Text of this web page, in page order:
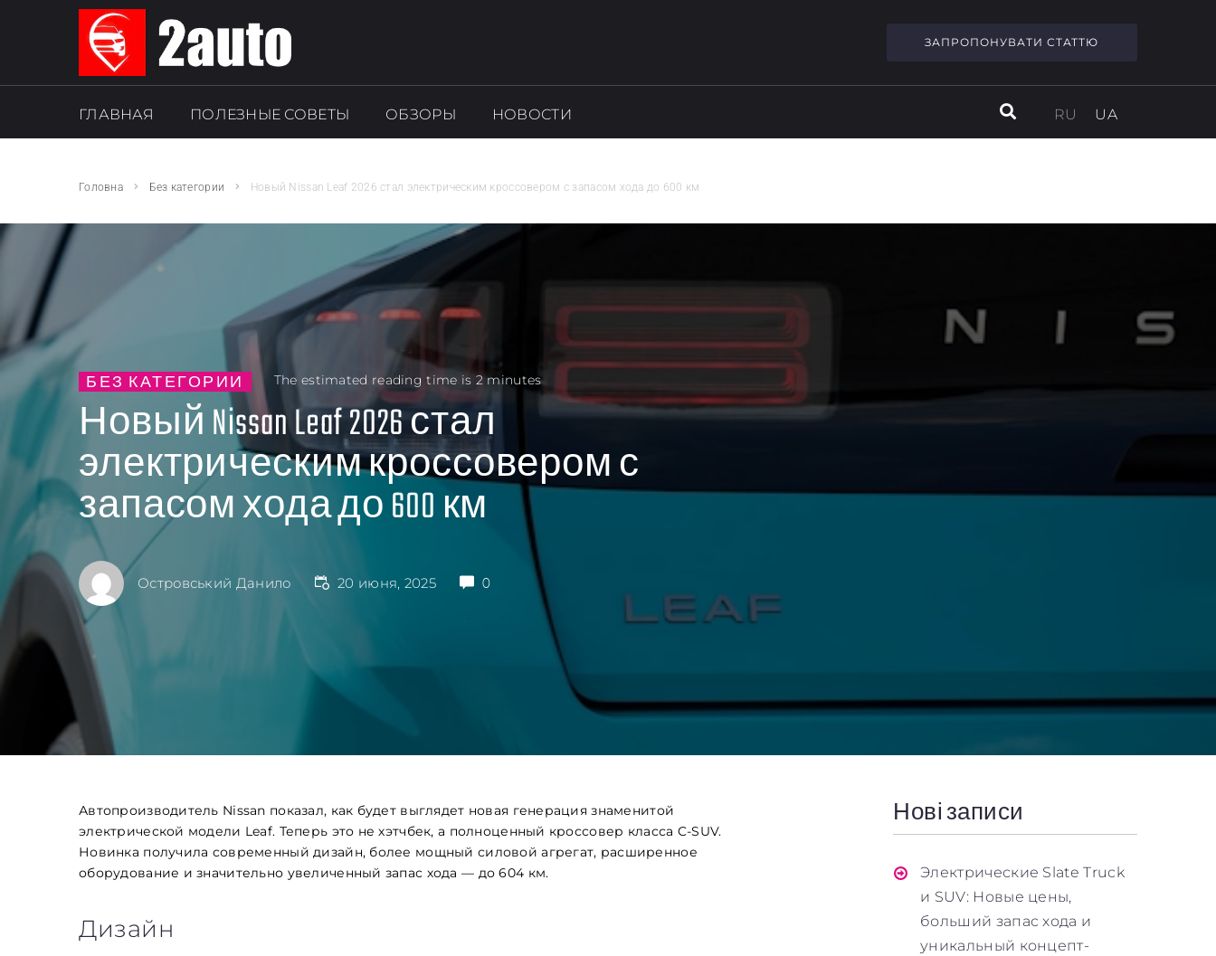
ЗАПРОПОНУВАТИ СТАТТЮ
ГЛАВНАЯ ПОЛЕЗНЫЕ СОВЕТЫ ОБЗОРЫ НОВОСТИ RU UA
Головна Без категории Новый Nissan Leaf 2026 стал электрическим кроссовером с запасом хода до 600 км
БЕЗ КАТЕГОРИИ The estimated reading time is 2 minutes
Новый Nissan Leaf 2026 стал
электрическим кроссовером с
запасом хода до 600 км
Островський Данило 20 июня, 2025 0
Автопроизводитель Nissan показал, как будет выглядет новая генерация знаменитой
электрической модели Leaf. Теперь это не хэтчбек, а полноценный кроссовер класса C-SUV.
Новинка получила современный дизайн, более мощный силовой агрегат, расширенное
оборудование и значительно увеличенный запас хода — до 604 км.
Дизайн
Нові записи
Электрические Slate Truck
и SUV: Новые цены,
больший запас хода и
уникальный концепт-